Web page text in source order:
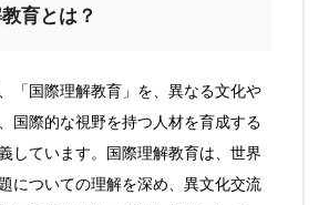
育とは？
「国際理解教育」を、異なる文化や
国際的な視野を持つ人材を育成する
しています。 国際理解教育は、世界
についての理解を深め、異文化交流